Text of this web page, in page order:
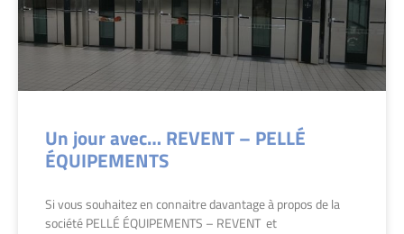
Un jour avec… REVENT – PELLÉ
ÉQUIPEMENTS
Si vous souhaitez en connaitre davantage à propos de la
société PELLÉ ÉQUIPEMENTS – REVENT et